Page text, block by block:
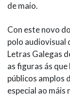
de maio.
Con este novo
polo audiovisual
Letras Galegas
as figuras ás
públicos amplos
especial ao máis